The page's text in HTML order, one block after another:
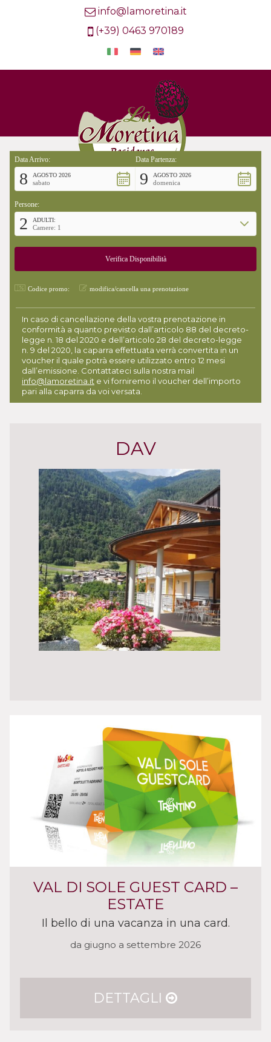
info@lamoretina.it
(+39) 0463 970189
Data Arrivo:
8 AGOSTO 2026
sabato
Data Partenza:
9 AGOSTO 2026
domenica
Persone:
2 ADULTI:
Camere: 1
Codice promo: modifica/cancella una prenotazione
In caso di cancellazione della vostra prenotazione in
conformità a quanto previsto dall’articolo 88 del decreto-
legge n. 18 del 2020 e dell’articolo 28 del decreto-legge
n. 9 del 2020, la caparra effettuata verrà convertita in un
voucher il quale potrà essere utilizzato entro 12 mesi
dall’emissione. Contattateci sulla nostra mail
info@lamoretina.it e vi forniremo il voucher dell’importo
pari alla caparra da voi versata.
DAV
VAL DI SOLE GUEST CARD –
ESTATE
Il bello di una vacanza in una card.
da giugno a settembre 2026
DETTAGLI